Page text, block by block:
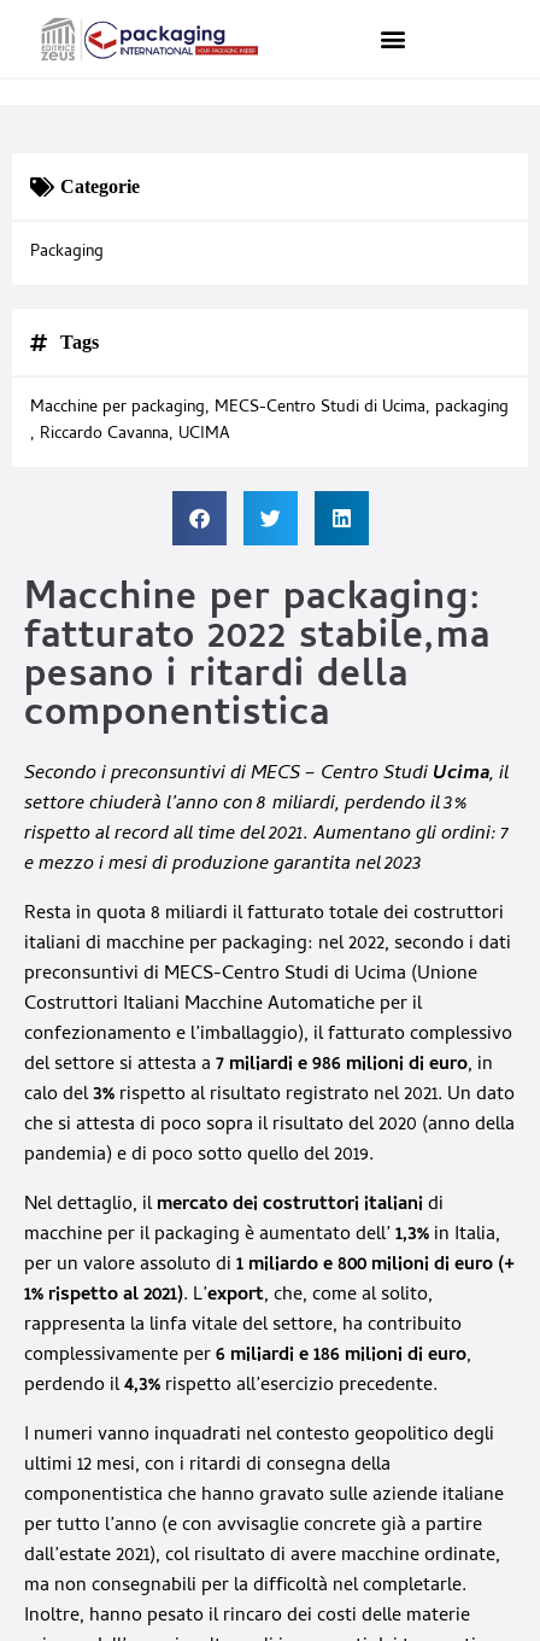
Macchine per packaging:
fatturato 2022 stabile,ma
pesano i ritardi della
componentistica
Secondo i preconsuntivi di MECS – Centro StudiUcima, il
settore chiuderà l’anno con 8 miliardi, perdendo il 3%
rispetto al record all time del 2021. Aumentano gli ordini:7
e mezzo i mesi di produzione garantita nel 2023
Resta in quota 8 miliardi il fatturato totale dei costruttori
italiani di macchine per packaging: nel 2022, secondo i dati
preconsuntivi di MECS-Centro Studi di Ucima (Unione
Costruttori Italiani Macchine Automatiche per il
confezionamento e l’imballaggio), il fatturato complessivo
del settore si attesta a7 miliardi e 986 milioni di euro, in
calo del3%rispetto al risultato registrato nel 2021. Un dato
che si attesta di poco sopra il risultato del 2020 (anno della
pandemia) e di poco sotto quello del 2019.
Nel dettaglio, ilmercato dei costruttori italianidi
macchine per il packaging è aumentato dell’1,3%in Italia,
per un valore assoluto di1 miliardo e 800 milioni di euro (+
1% rispetto al 2021). L’export, che, come al solito,
rappresenta la linfa vitale del settore, ha contribuito
complessivamente per6 miliardi e 186 milioni di euro,
perdendo il4,3%rispetto all’esercizio precedente.
I numeri vanno inquadrati nel contesto geopolitico degli
ultimi 12 mesi, con i ritardi di consegna della
componentistica che hanno gravato sulle aziende italiane
per tutto l’anno (e con avvisaglie concrete già a partire
dall’estate 2021), col risultato di avere macchine ordinate,
ma non consegnabili per la difficoltà nel completarle.
Inoltre, hanno pesato il rincaro dei costi delle materie
Categorie
Packaging
Tags
Macchine per packaging, MECS-Centro Studi di Ucima, packaging
, Riccardo Cavanna, UCIMA